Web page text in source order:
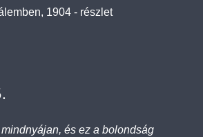
1904 - részlet
és ez a bolondság